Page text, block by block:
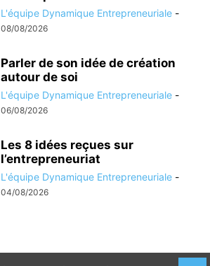
L'équipe Dynamique Entrepreneuriale -
08/08/2026
Parler de son idée de création
autour de soi
L'équipe Dynamique Entrepreneuriale -
06/08/2026
Les 8 idées reçues sur
l’entrepreneuriat
L'équipe Dynamique Entrepreneuriale -
04/08/2026